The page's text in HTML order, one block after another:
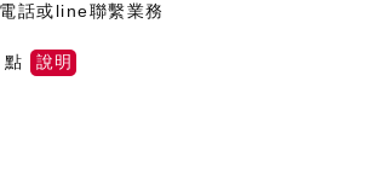
話或line聯繫業務
說明